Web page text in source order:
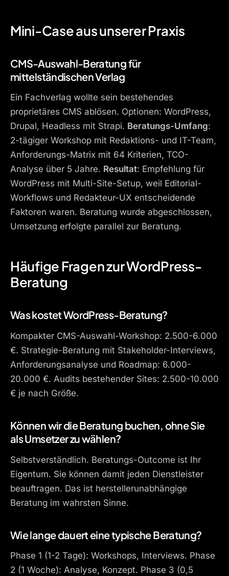
Mini-Case aus unserer Praxis
CMS-Auswahl-Beratung für
mittelständischen Verlag
Ein Fachverlag wollte sein bestehendes
proprietäres CMS ablösen. Optionen: WordPress,
Drupal, Headless mit Strapi. Beratungs-Umfang:
2-tägiger Workshop mit Redaktions- und IT-Team,
Anforderungs-Matrix mit 64 Kriterien, TCO-
Analyse über 5 Jahre. Resultat: Empfehlung für
WordPress mit Multi-Site-Setup, weil Editorial-
Workflows und Redakteur-UX entscheidende
Faktoren waren. Beratung wurde abgeschlossen,
Umsetzung erfolgte parallel zur Beratung.
Häufige Fragen zur WordPress-
Beratung
Was kostet WordPress-Beratung?
Kompakter CMS-Auswahl-Workshop: 2.500-6.000
€. Strategie-Beratung mit Stakeholder-Interviews,
Anforderungsanalyse und Roadmap: 6.000-
20.000 €. Audits bestehender Sites: 2.500-10.000
€ je nach Größe.
Können wir die Beratung buchen, ohne Sie
als Umsetzer zu wählen?
Selbstverständlich. Beratungs-Outcome ist Ihr
Eigentum. Sie können damit jeden Dienstleister
beauftragen. Das ist herstellerunabhängige
Beratung im wahrsten Sinne.
Wie lange dauert eine typische Beratung?
Phase 1 (1-2 Tage): Workshops, Interviews. Phase
2 (1 Woche): Analyse, Konzept. Phase 3 (0,5